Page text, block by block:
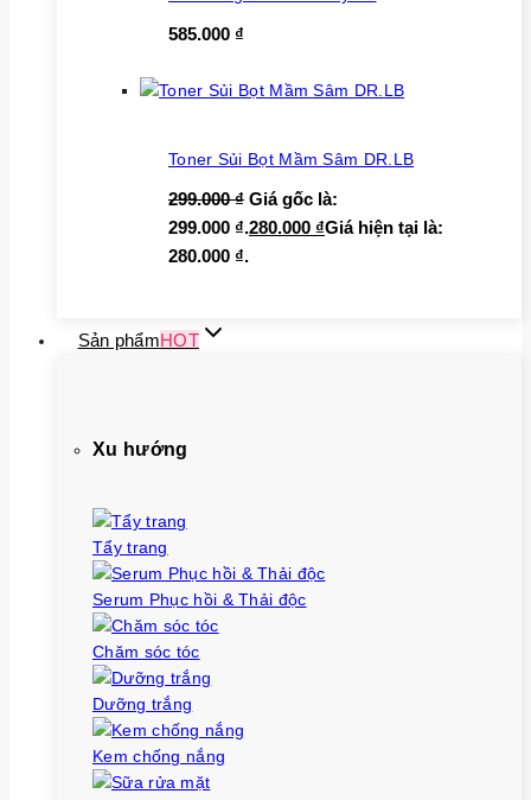
585.000 ₫
Toner Sủi Bọt Mầm Sâm DR.LB
299.000₫ Giá gốc là:
299.000 ₫.280.000 ₫Giá hiện tại là:
280.000 ₫.
Sản phẩmHOT
Xu hướng
Tẩy trang
Serum Phục hồi & Thải độc
Chăm sóc tóc
Dưỡng trắng
Kem chống nắng